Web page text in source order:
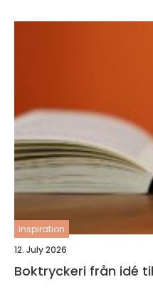
inspiration
12. July 2026
Boktryckeri